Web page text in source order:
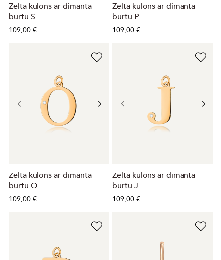
Zelta kulons ar dimanta
burtu S
109,00 €
Zelta kulons ar dimanta
burtu P
109,00 €
Zelta kulons ar dimanta
burtu O
109,00 €
Zelta kulons ar dimanta
burtu J
109,00 €